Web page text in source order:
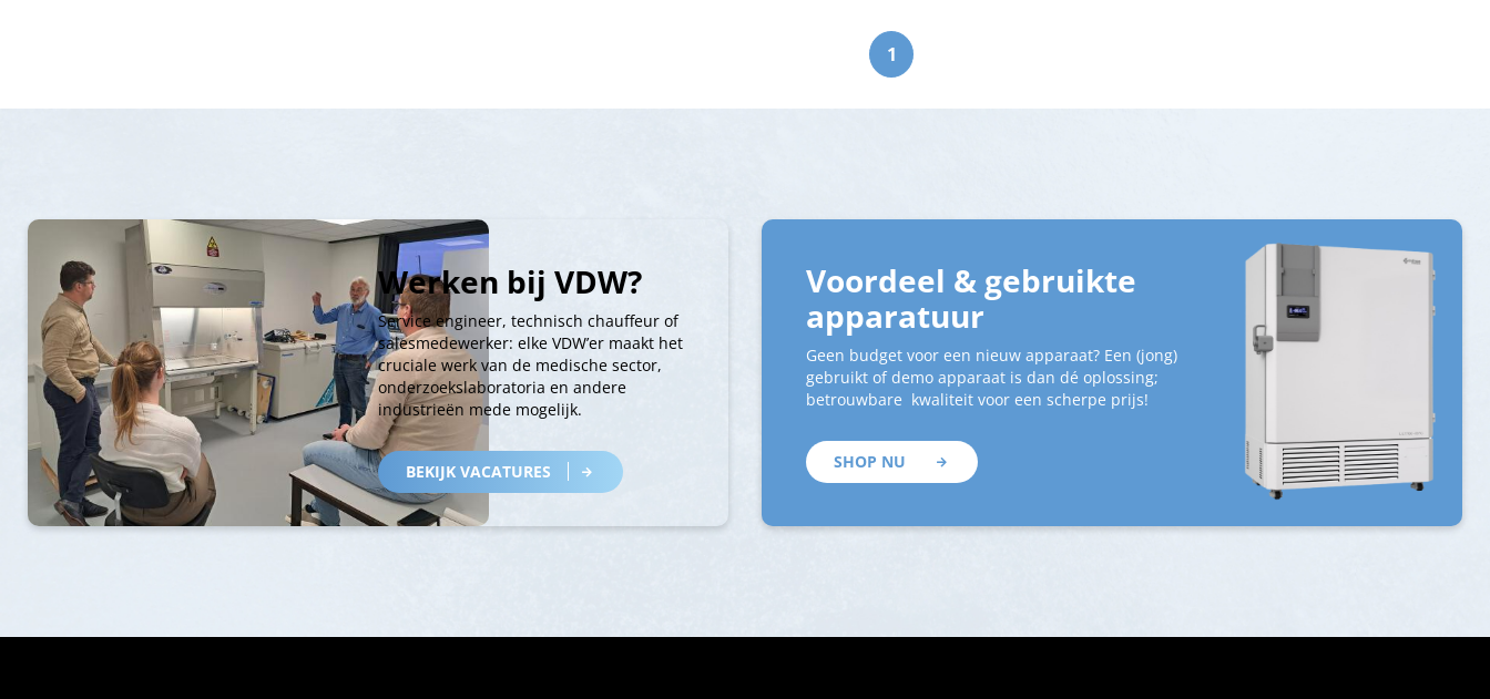
1
Werken bij VDW?
Service engineer, technisch chauffeur of
salesmedewerker: elke VDW’er maakt het
cruciale werk van de medische sector,
onderzoekslaboratoria en andere
industrieën mede mogelijk.
BEKIJK VACATURES
Voordeel & gebruikte
apparatuur
Geen budget voor een nieuw apparaat? Een (jong)
gebruikt of demo apparaat is dan dé oplossing;
betrouwbare kwaliteit voor een scherpe prijs!
SHOP NU